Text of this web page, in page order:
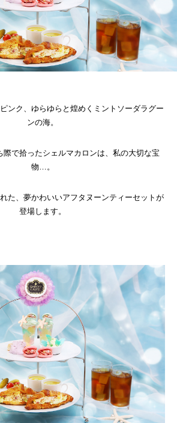
ンク、ゆらゆらと煌めくミントソーダラグー
ンの海。
際で拾ったシェルマカロンは、私の大切な宝
物…。
た、夢かわいいアフタヌーンティーセットが
登場します。